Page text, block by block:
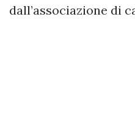
dall’associazione di